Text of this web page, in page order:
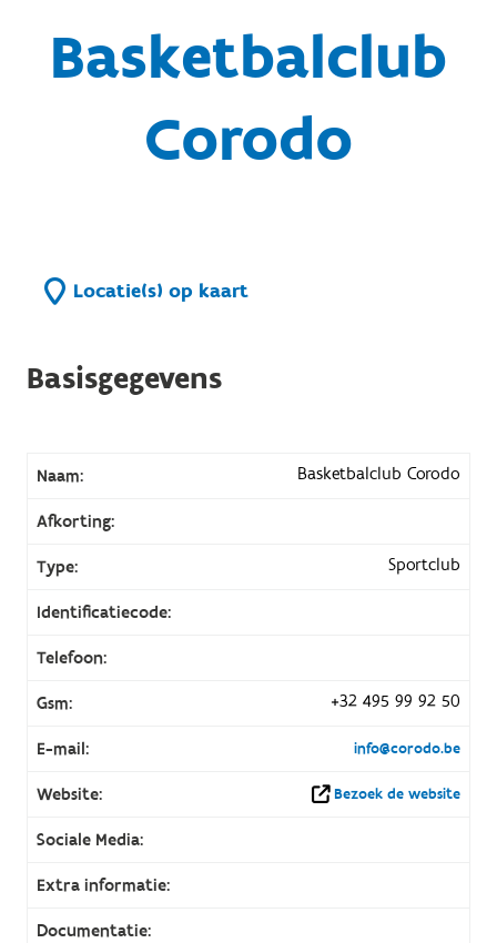
Basketbalclub
Corodo
Locatie(s) op kaart
Basisgegevens
Naam: Basketbalclub Corodo
Afkorting:
Type: Sportclub
Identificatiecode:
Telefoon:
Gsm: +32 495 99 92 50
E-mail: info@corodo.be
Website: Bezoek de website
Sociale Media:
Extra informatie:
Documentatie: